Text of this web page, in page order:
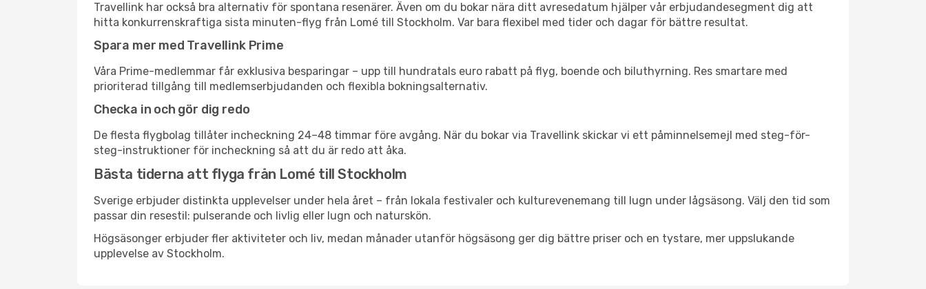
Travellink har också bra alternativ för spontana resenärer. Även om du bokar nära ditt avresedatum hjälper vår erbjudandesegment dig att
hitta konkurrenskraftiga sista minuten-flyg från Lomé till Stockholm. Var bara flexibel med tider och dagar för bättre resultat.
Spara mer med Travellink Prime
Våra Prime-medlemmar får exklusiva besparingar – upp till hundratals euro rabatt på flyg, boende och biluthyrning. Res smartare med
prioriterad tillgång till medlemserbjudanden och flexibla bokningsalternativ.
Checka in och gör dig redo
De flesta flygbolag tillåter incheckning 24–48 timmar före avgång. När du bokar via Travellink skickar vi ett påminnelsemejl med steg-för-
steg-instruktioner för incheckning så att du är redo att åka.
Bästa tiderna att flyga från Lomé till Stockholm
Sverige erbjuder distinkta upplevelser under hela året – från lokala festivaler och kulturevenemang till lugn under lågsäsong. Välj den tid som
passar din resestil: pulserande och livlig eller lugn och naturskön.
Högsäsonger erbjuder fler aktiviteter och liv, medan månader utanför högsäsong ger dig bättre priser och en tystare, mer uppslukande
upplevelse av Stockholm.